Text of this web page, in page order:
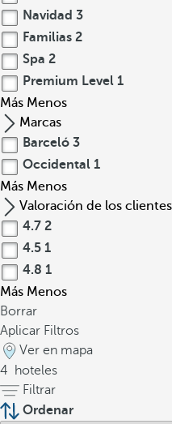
Navidad 3
Familias 2
Spa 2
Premium Level 1
Más Menos
Marcas
Barceló 3
Occidental 1
Más Menos
Valoración de los clientes
4.7 2
4.5 1
4.8 1
Más Menos
Borrar
Aplicar Filtros
Ver en mapa
4
hoteles
Filtrar
Ordenar